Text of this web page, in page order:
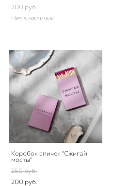
200 pуб.
Нет в наличии
Коробок спичек "Сжигай
мосты"
250 pуб.
200 pуб.